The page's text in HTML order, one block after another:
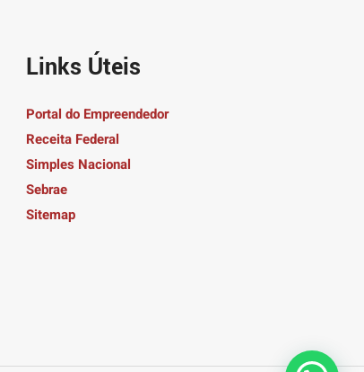
Links Úteis
Portal do Empreendedor
Receita Federal
Simples Nacional
Sebrae
Sitemap